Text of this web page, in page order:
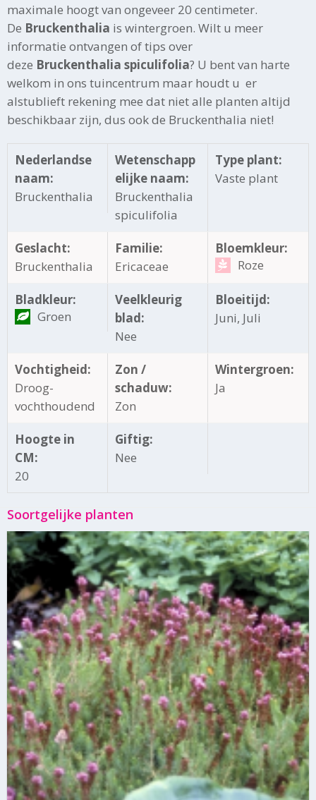
maximale hoogt van ongeveer 20 centimeter.
De Bruckenthalia is wintergroen. Wilt u meer
informatie ontvangen of tips over
deze Bruckenthalia spiculifolia? U bent van harte
welkom in ons tuincentrum maar houdt u er
alstublieft rekening mee dat niet alle planten altijd
beschikbaar zijn, dus ook de Bruckenthalia niet!
Nederlandse
naam:
Bruckenthalia
Wetenschapp
elijke naam:
Bruckenthalia
spiculifolia
Type plant:
Vaste plant
Geslacht:
Bruckenthalia
Familie:
Ericaceae
Bloemkleur:
Roze
Bladkleur:
Groen
Veelkleurig
blad:
Nee
Bloeitijd:
Juni, Juli
Vochtigheid:
Droog-
vochthoudend
Zon /
schaduw:
Zon
Wintergroen:
Ja
Hoogte in
CM:
20
Giftig:
Nee
Soortgelijke planten